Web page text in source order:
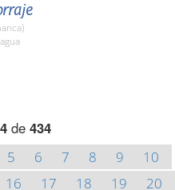
de 434
5 6 7 8 9
10
16 17 18 19
20